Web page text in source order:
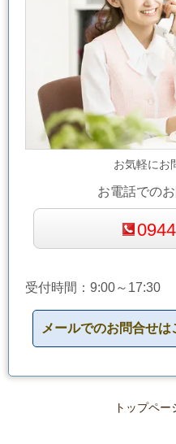
お気軽にお
お電話での
受付時間：9:00～17:30
メールでのお問合せは
トップペー